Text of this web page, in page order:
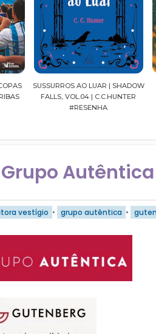
CONFIANÇA | AS IRMÃS
SHACKLEFORD – VOL. 03 |
BEVERLEY WATTS #RESENHA
vestígio • grupo autêntica •